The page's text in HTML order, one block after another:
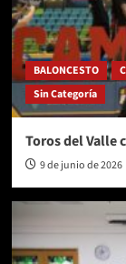
BALONCESTO
Sin Categoría
Toros del Valle
9 de junio de 2026